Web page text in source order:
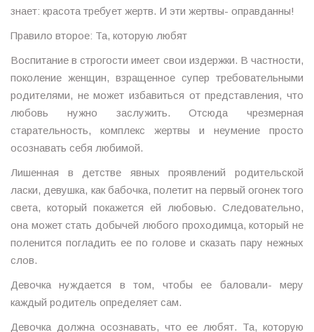
знает: красота требует жертв. И эти жертвы- оправданны!
Правило второе: Та, которую любят
Воспитание в строгости имеет свои издержки. В частности,
поколение женщин, взращенное супер требовательными
родителями, не может избавиться от представления, что
любовь нужно заслужить. Отсюда чрезмерная
старательность, комплекс жертвы и неумение просто
осознавать себя любимой.
Лишенная в детстве явных проявлений родительской
ласки, девушка, как бабочка, полетит на первый огонек того
света, который покажется ей любовью. Следовательно,
она может стать добычей любого проходимца, который не
поленится погладить ее по голове и сказать пару нежных
слов.
Девочка нуждается в том, чтобы ее баловали- меру
каждый родитель определяет сам.
Девочка должна осознавать, что ее любят. Та, которую